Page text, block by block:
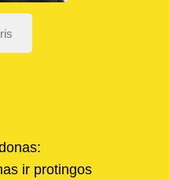
ir protingos